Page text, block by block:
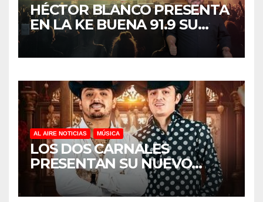
HÉCTOR BLANCO PRESENTA
EN LA KE BUENA 91.9 SU
TEMA “VERSOS PARA MI
HERMANO”, UNA CANCIÓN
AL AIRE NOTICIAS MÚSICA
LOS DOS CARNALES
PRESENTAN SU NUEVO
SENCILLO “DE TODAS Y DE
NADIE”